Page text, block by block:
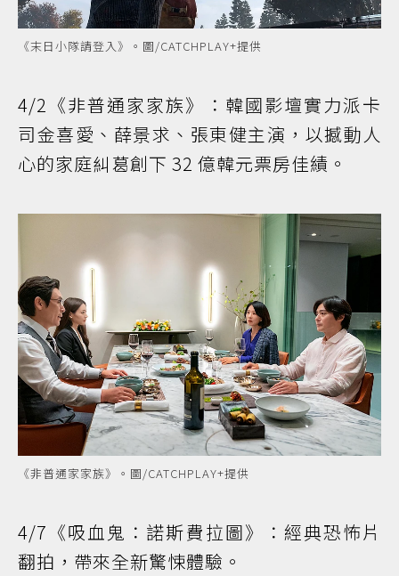
《末日小隊請登入》。圖/CATCHPLAY+提供
4/2《非普通家家族》：韓國影壇實力派卡
司金喜愛、薛景求、張東健主演，以撼動人
心的家庭糾葛創下 32 億韓元票房佳績。
《非普通家家族》。圖/CATCHPLAY+提供
4/7《吸血鬼：諾斯費拉圖》：經典恐怖片
翻拍，帶來全新驚悚體驗。